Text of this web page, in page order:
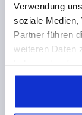
Verwendung
soziale Medien,
Partner führen
weiteren Daten
gesammelt
DIAMETRO
VERSIONE
L1=23
più le spese di